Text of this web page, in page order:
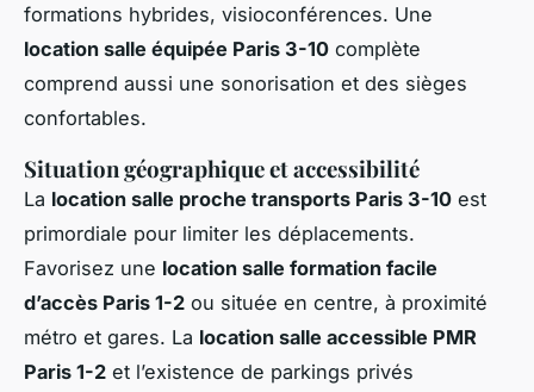
formations hybrides, visioconférences. Une
location salle équipée Paris 3-10 complète
comprend aussi une sonorisation et des sièges
confortables.
Situation géographique et accessibilité
La location salle proche transports Paris 3-10 est
primordiale pour limiter les déplacements.
Favorisez une location salle formation facile
d’accès Paris 1-2 ou située en centre, à proximité
métro et gares. La location salle accessible PMR
Paris 1-2 et l’existence de parkings privés